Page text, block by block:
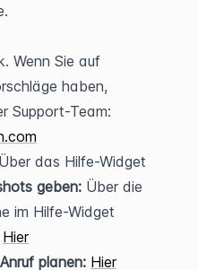
Wenn Sie auf
haben,
Support-Team:
Über das Hilfe-Widget
geben: Über die
im Hilfe-Widget
Hier
planen: Hier